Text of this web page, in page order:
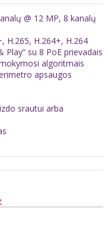
@ 12 MP, 8 kanalų
H.265, H.264+, H.264
Play“ su 8 PoE prievadais
algoritmais
apsaugos
srautui arba